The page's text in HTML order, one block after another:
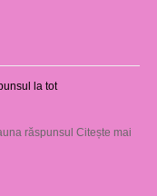
la tot
răspunsul Citește mai